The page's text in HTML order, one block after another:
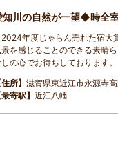
知川の自然が一望◆時全
年度じゃらん売れた宿大
を感じることのできる素晴
の心でお待ちしております。
所】 滋賀県東近江市永源寺
寄駅】 近江八幡